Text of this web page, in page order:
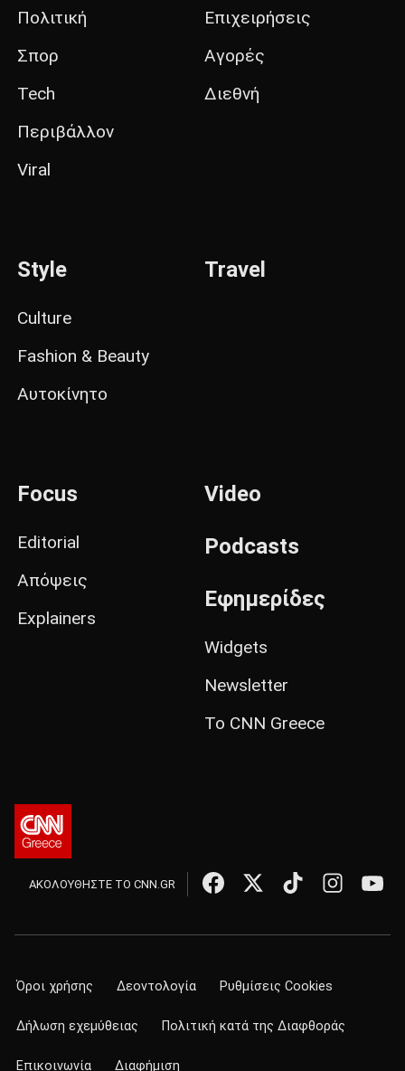
Πολιτική
Σπορ
Tech
Περιβάλλον
Viral
Επιχειρήσεις
Αγορές
Διεθνή
Style
Culture
Fashion & Beauty
Αυτοκίνητο
Travel
Focus
Editorial
Απόψεις
Explainers
Video
Podcasts
Εφημερίδες
Widgets
Newsletter
Το CNN Greece
ΑΚΟΛΟΥΘΗΣΤΕ ΤΟ CNN.GR
Όροι χρήσης Δεοντολογία Ρυθμίσεις Cookies
Δήλωση εχεμύθειας Πολιτική κατά της Διαφθοράς
Επικοινωνία Διαφήμιση